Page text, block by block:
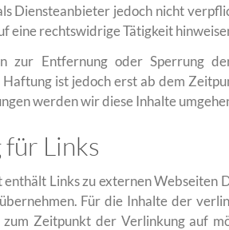
Diensteanbieter jedoch nicht
eine rechtswidrige Tätigkeit
zur Entfernung oder Sperrung
Haftung ist jedoch erst ab dem
werden wir diese Inhalte
Links
enthält Links zu externen Webseiten
Für die Inhalte der
zum Zeitpunkt der Verlinkung auf